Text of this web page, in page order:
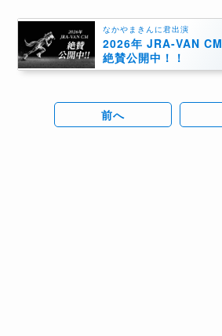
なかやまきんに君出演
2026年 JRA-VAN CM
絶賛公開中！！
前へ